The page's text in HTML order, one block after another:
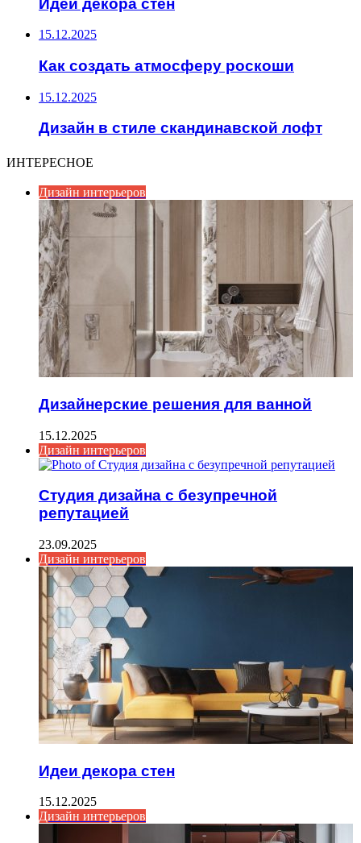
15.12.2025
Как создать атмосферу роскоши
15.12.2025
Дизайн в стиле скандинавской лофт
ИНТЕРЕСНОЕ
Дизайн интерьеров
Дизайнерские решения для ванной
15.12.2025
Дизайн интерьеров
Студия дизайна с безупречной
репутацией
23.09.2025
Дизайн интерьеров
Идеи декора стен
15.12.2025
Дизайн интерьеров